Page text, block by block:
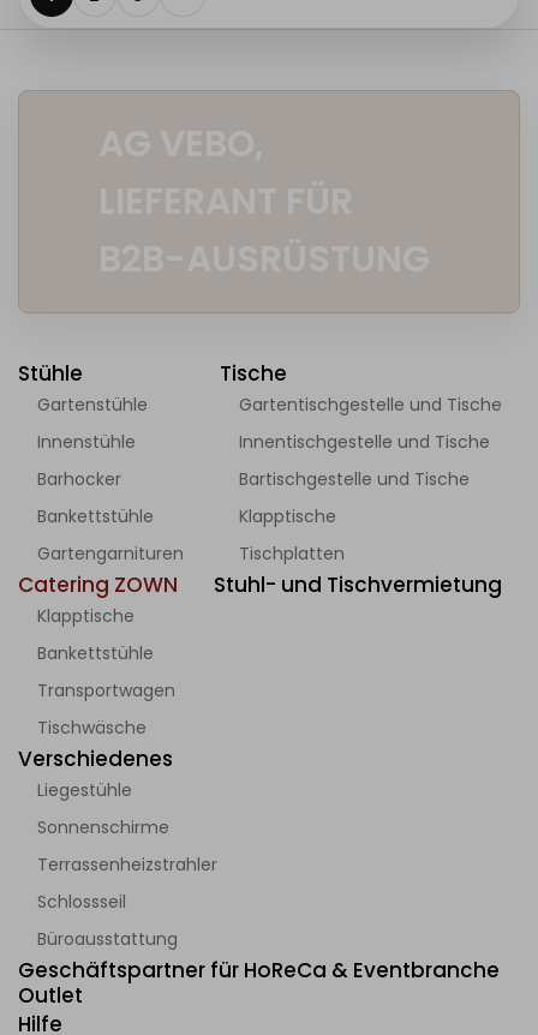
Stühle
Gartenstühle
Innenstühle
Barhocker
Bankettstühle
Gartengarnituren
Tische
Gartentischgestelle und Tische
Innentischgestelle und Tische
Bartischgestelle und Tische
Klapptische
Tischplatten
Catering ZOWN
Klapptische
Bankettstühle
Transportwagen
Tischwäsche
Stuhl- und Tischvermietung
Verschiedenes
Liegestühle
Sonnenschirme
Terrassenheizstrahler
Schlossseil
Büroausstattung
Geschäftspartner für HoReCa & Eventbranche
Outlet
Hilfe